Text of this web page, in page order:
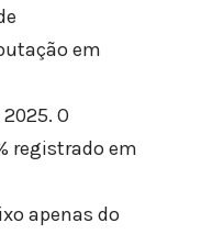
em
O
registrado em
apenas do